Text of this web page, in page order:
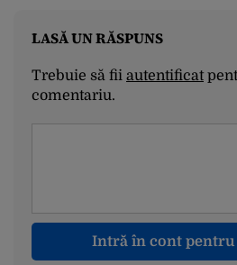
LASĂ UN RĂSPUNS
Trebuie să fii autentificat
comentariu.
Intră în cont pentru